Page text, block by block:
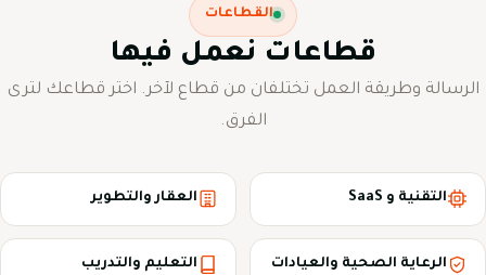
القطاعات
قطاعات نعمل فيها
الرسالة وطريقة العمل تختلفان من قطاع لآخر. اختر قطاعك لترى
الفرق.
التقنية و SaaS العقار والتطوير
الرعاية الصحية والعيادات التعليم والتدريب